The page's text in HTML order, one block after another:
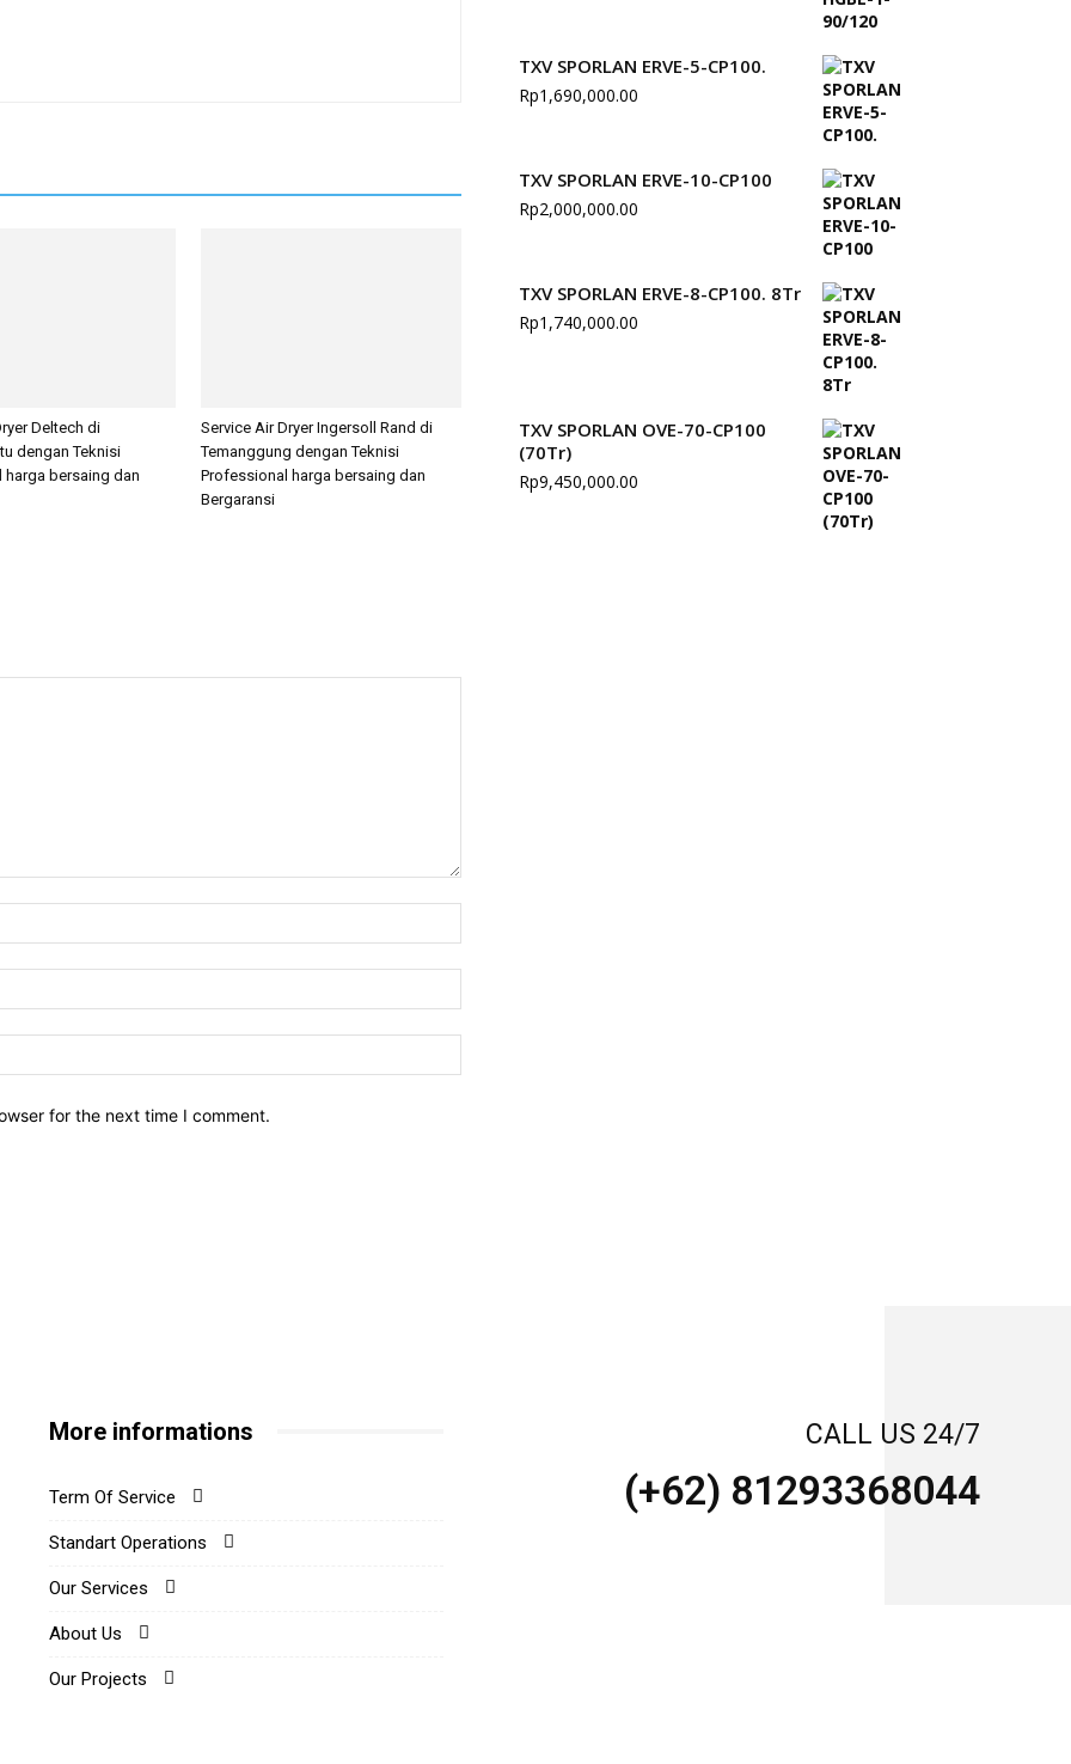
Deltech di
dengan Teknisi
harga bersaing dan
Service Air Dryer Ingersoll Rand di
Temanggung dengan Teknisi
Professional harga bersaing dan
Bergaransi
for the next time I comment.
TXV SPORLAN ERVE-5-CP100.
Rp1,690,000.00
TXV SPORLAN ERVE-10-CP100
Rp2,000,000.00
TXV SPORLAN ERVE-8-CP100. 8Tr
Rp1,740,000.00
TXV SPORLAN OVE-70-CP100
(70Tr)
Rp9,450,000.00
More informations
Term Of Service
Standart Operations
Our Services
About Us
Our Projects
CALL US 24/7
(+62) 81293368044